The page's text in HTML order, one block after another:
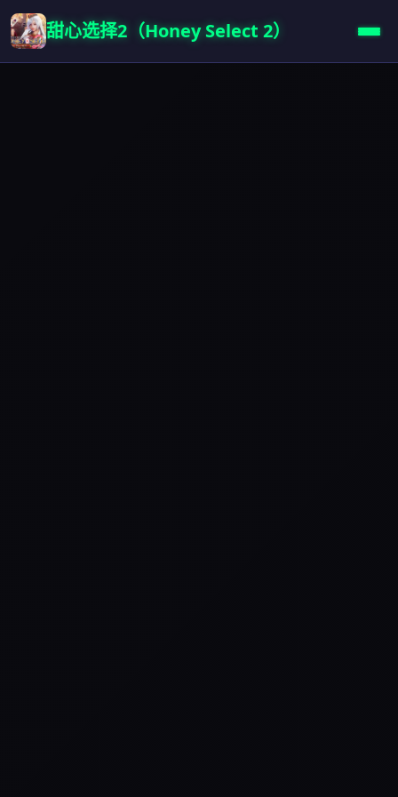
甜心选择2（Honey Select 2）